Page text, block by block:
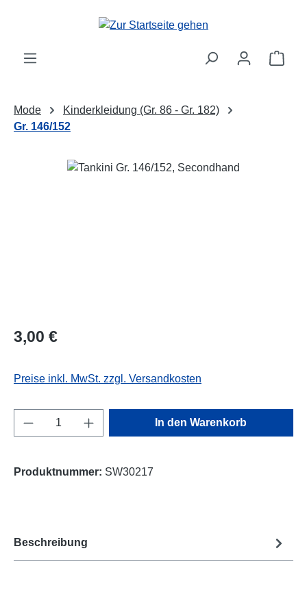
Zum Hauptinhalt springen
Mode
Kinderkleidung (Gr. 86 - Gr. 182)
Gr. 146/152
Bildergalerie überspringen
Regulärer Preis:
3,00 €
Preise inkl. MwSt. zzgl. Versandkosten
Produkt Anzahl: Gib den gewünschten
In den Warenkorb
Produktnummer: SW30217
Beschreibung